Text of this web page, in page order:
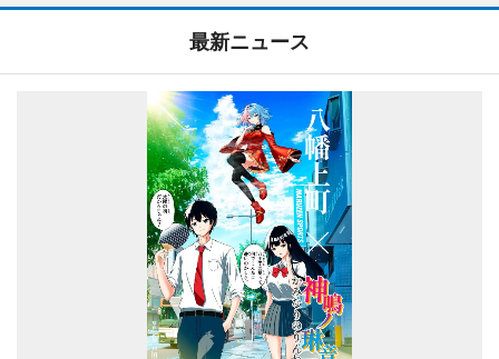
最新ニュース